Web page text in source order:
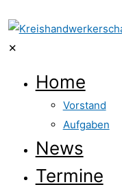
✕
Home
Vorstand
Aufgaben
News
Termine